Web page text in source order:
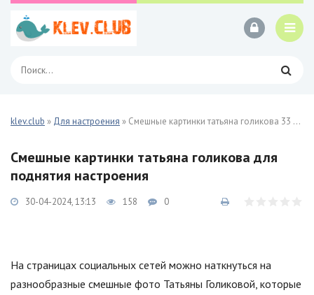
klev.club » Для настроения » Смешные картинки татьяна голикова 33 фото
Смешные картинки татьяна голикова для
поднятия настроения
30-04-2024, 13:13 158 0
На страницах социальных сетей можно наткнуться на
разнообразные смешные фото Татьяны Голиковой, которые